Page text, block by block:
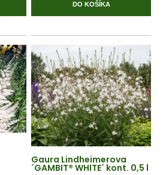
DO KOŠÍKA
Gaura Lindheimerova
´GAMBIT® WHITE´ kont. 0,5 l